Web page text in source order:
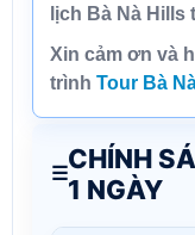
lịch Bà Nà Hills
Xin cảm ơn và
trình Tour Bà
CHÍNH
1 NGÀY